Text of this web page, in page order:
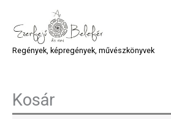
content
Regények, képregények, művészkönyvek
Kosár